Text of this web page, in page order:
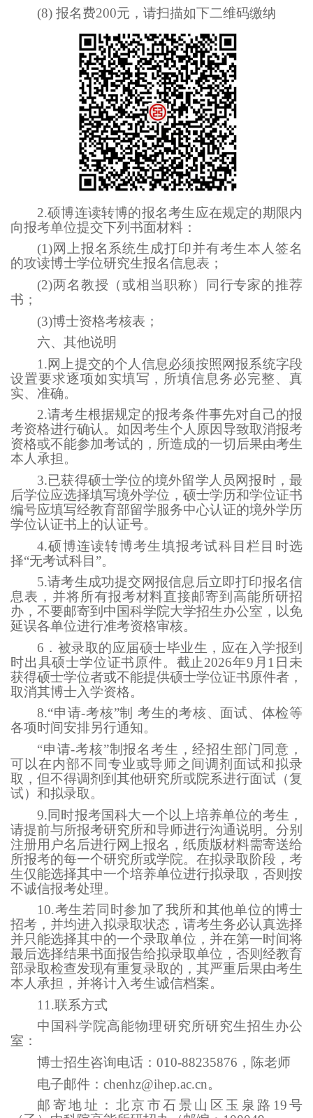
(8) 报名费200元，请扫描如下二维码缴纳
2.硕博连读转博的报名考生应在规定的期限内
向报考单位提交下列书面材料：
(1)网上报名系统生成打印并有考生本人签名
的攻读博士学位研究生报名信息表；
(2)两名教授（或相当职称）同行专家的推荐
书；
(3)博士资格考核表；
六、其他说明
1.网上提交的个人信息必须按照网报系统字段
设置要求逐项如实填写，所填信息务必完整、真
实、准确。
2.请考生根据规定的报考条件事先对自己的报
考资格进行确认。如因考生个人原因导致取消报考
资格或不能参加考试的，所造成的一切后果由考生
本人承担。
3.已获得硕士学位的境外留学人员网报时，最
后学位应选择填写境外学位，硕士学历和学位证书
编号应填写经教育部留学服务中心认证的境外学历
学位认证书上的认证号。
4.硕博连读转博考生填报考试科目栏目时选
择“无考试科目”。
5.请考生成功提交网报信息后立即打印报名信
息表，并将所有报考材料直接邮寄到高能所研招
办，不要邮寄到中国科学院大学招生办公室，以免
延误各单位进行准考资格审核。
6．被录取的应届硕士毕业生，应在入学报到
时出具硕士学位证书原件。截止2026年9月1日未
获得硕士学位者或不能提供硕士学位证书原件者，
取消其博士入学资格。
8.“申请-考核”制 考生的考核、面试、体检等
各项时间安排另行通知。
“申请-考核”制报名考生，经招生部门同意，
可以在内部不同专业或导师之间调剂面试和拟录
取，但不得调剂到其他研究所或院系进行面试（复
试）和拟录取。
9.同时报考国科大一个以上培养单位的考生，
请提前与所报考研究所和导师进行沟通说明。分别
注册用户名后进行网上报名，纸质版材料需寄送给
所报考的每一个研究所或学院。在拟录取阶段，考
生仅能选择其中一个培养单位进行拟录取，否则按
不诚信报考处理。
10.考生若同时参加了我所和其他单位的博士
招考，并均进入拟录取状态，请考生务必认真选择
并只能选择其中的一个录取单位，并在第一时间将
最后选择结果书面报告给拟录取单位，否则经教育
部录取检查发现有重复录取的，其严重后果由考生
本人承担，并将计入考生诚信档案。
11.联系方式
中国科学院高能物理研究所研究生招生办公
室：
博士招生咨询电话：010-88235876，陈老师
电子邮件：chenhz@ihep.ac.cn。
邮寄地址：北京市石景山区玉泉路19号